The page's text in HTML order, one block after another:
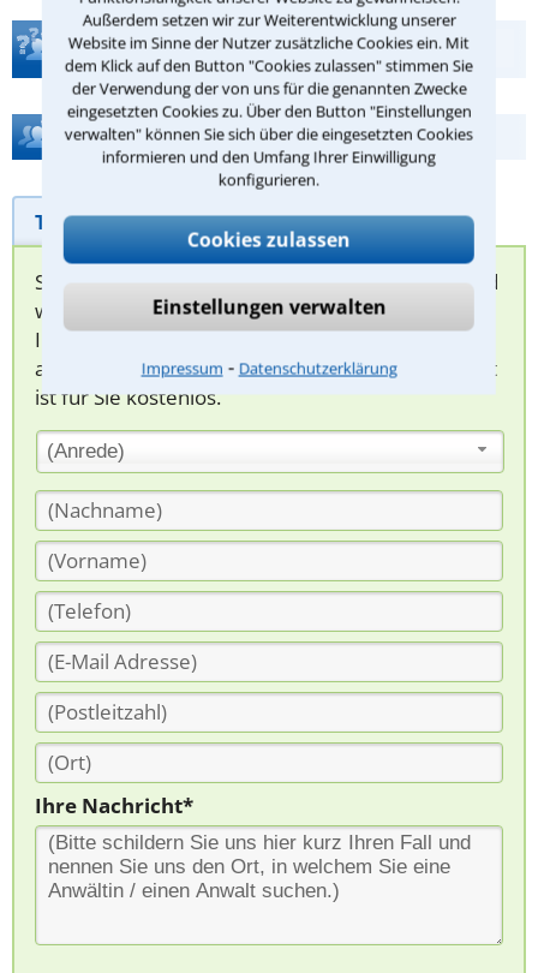
Außerdem setzen wir zur Weiterentwicklung unserer
Website im Sinne der Nutzer zusätzliche Cookies ein. Mit
dem Klick auf den Button "Cookies zulassen" stimmen Sie
der Verwendung der von uns für die genannten Zwecke
eingesetzten Cookies zu. Über den Button "Einstellungen
verwalten" können Sie sich über die eingesetzten Cookies
informieren und den Umfang Ihrer Einwilligung
konfigurieren.
Cookies zulassen
Einstellungen verwalten
Impressum ⁃ Datenschutzerklärung
Teste Dein Rechtswissen
Hilfe bei Ihrer Anwaltsuche?
Telefonhilfe Beratungsanfrage
Sie können hier Ihren Fall schildern. Anschließend
werden sich spezialisierte Rechtsanwälte bei
Ihnen melden, um das weitere Vorgehen
abzuklären. Die Rückmeldung durch einen Anwalt
ist für Sie kostenlos.
(Anrede)
Ihre Nachricht*